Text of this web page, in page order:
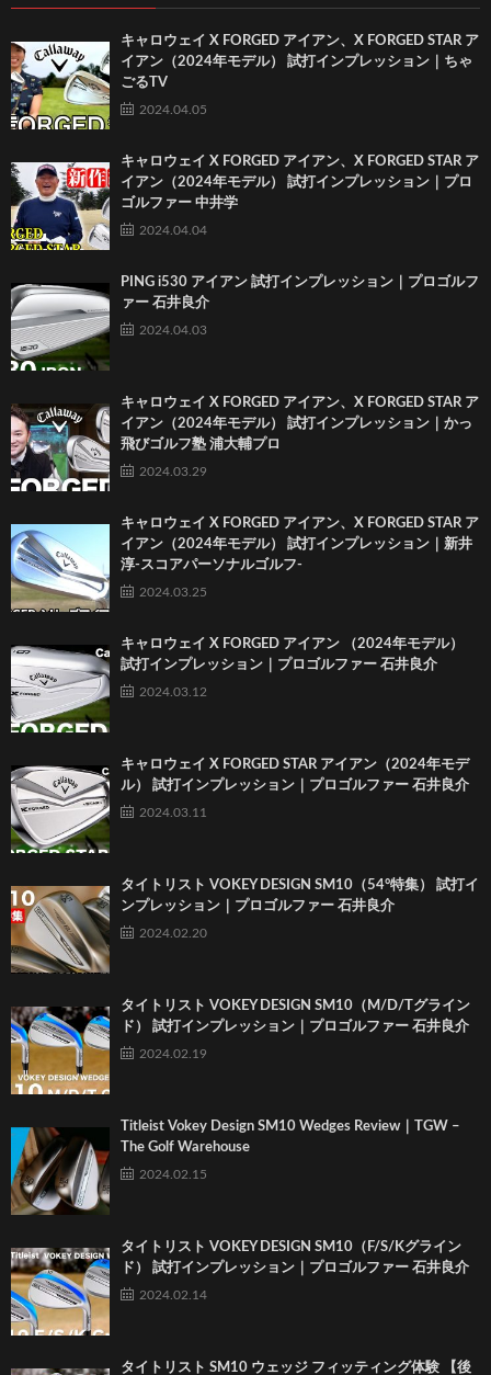
キャロウェイ X FORGED アイアン、X FORGED STAR ア
イアン（2024年モデル） 試打インプレッション｜ちゃ
ごるTV
2024.04.05
キャロウェイ X FORGED アイアン、X FORGED STAR ア
イアン（2024年モデル） 試打インプレッション｜プロ
ゴルファー 中井学
2024.04.04
PING i530 アイアン 試打インプレッション｜プロゴルフ
ァー 石井良介
2024.04.03
キャロウェイ X FORGED アイアン、X FORGED STAR ア
イアン（2024年モデル） 試打インプレッション｜かっ
飛びゴルフ塾 浦大輔プロ
2024.03.29
キャロウェイ X FORGED アイアン、X FORGED STAR ア
イアン（2024年モデル） 試打インプレッション｜新井
淳-スコアパーソナルゴルフ-
2024.03.25
キャロウェイ X FORGED アイアン （2024年モデル）
試打インプレッション｜プロゴルファー 石井良介
2024.03.12
キャロウェイ X FORGED STAR アイアン（2024年モデ
ル） 試打インプレッション｜プロゴルファー 石井良介
2024.03.11
タイトリスト VOKEY DESIGN SM10（54°特集） 試打イ
ンプレッション｜プロゴルファー 石井良介
2024.02.20
タイトリスト VOKEY DESIGN SM10（M/D/Tグライン
ド） 試打インプレッション｜プロゴルファー 石井良介
2024.02.19
Titleist Vokey Design SM10 Wedges Review｜TGW –
The Golf Warehouse
2024.02.15
タイトリスト VOKEY DESIGN SM10（F/S/Kグライン
ド） 試打インプレッション｜プロゴルファー 石井良介
2024.02.14
タイトリスト SM10 ウェッジ フィッティング体験 【後